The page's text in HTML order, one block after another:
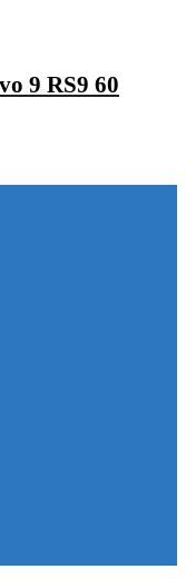
9 RS9 60